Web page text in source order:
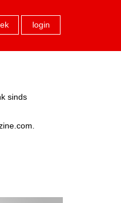
login
sinds